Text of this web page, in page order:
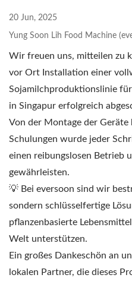
Sojamilchmaschine,
kommerzielle
Sojamilchmaschine,
Sojamilchkocher für
Sojamilchmühle für
Sojamilchmaschine für
Sojamilchmaschinen für
Sojamilch-
eine Marke von Yung
Maschinen. Als Hüter der
wir unsere
Erfahrung in der Tofu-
weltweit. Lassen Sie
Partner sein, um Ihr
Erfolg zu
20 Jun, 2025
Yung Soon Lih Food Machine
Wir freuen uns, mitteilen zu
vor Ort Installation einer
Sojamilchproduktionslinie
in Singapur erfolgreich
Von der Montage der Geräte
Schulungen wurde jeder
einen reibungslosen Betrieb
gewährleisten.
💡 Bei eversoon sind wir
sondern schlüsselfertige
pflanzenbasierte
Welt unterstützen.
Ein großes Dankeschön an
lokalen Partner, die dieses